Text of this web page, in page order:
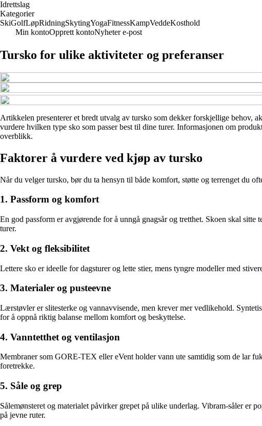
Idrettslag
Kategorier
SkiGolfLøpRidningSkytingYogaFitnessKampVeddeKosthold
Min kontoOpprett kontoNyheter e-post
Tursko for ulike aktiviteter og preferanser
Artikkelen presenterer et bredt utvalg av tursko som dekker forskjellige behov,
vurdere hvilken type sko som passer best til dine turer. Informasjonen om
overblikk.
Faktorer å vurdere ved kjøp av tursko
Når du velger tursko, bør du ta hensyn til både komfort, støtte og terrenget du
1. Passform og komfort
En god passform er avgjørende for å unngå gnagsår og tretthet. Skoen skal
turer.
2. Vekt og fleksibilitet
Lettere sko er ideelle for dagsturer og lette stier, mens tyngre modeller med
3. Materialer og pusteevne
Lærstøvler er slitesterke og vannavvisende, men krever mer vedlikehold.
for å oppnå riktig balanse mellom komfort og beskyttelse.
4. Vanntetthet og ventilasjon
Membraner som GORE-TEX eller eVent holder vann ute samtidig som de lar
foretrekke.
5. Såle og grep
Sålemønsteret og materialet påvirker grepet på ulike underlag. Vibram-såler er
på jevne ruter.